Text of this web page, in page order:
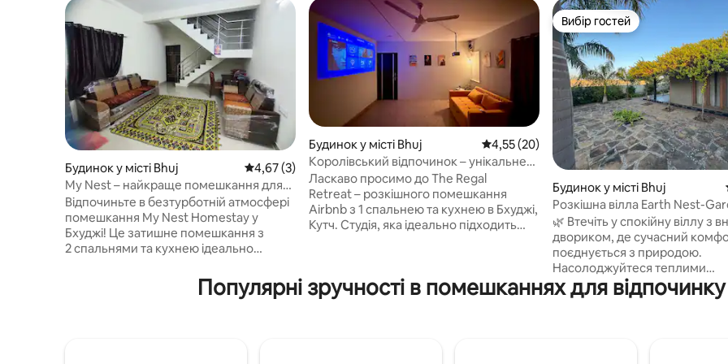
Будинок у місті Bhuj Середня оцінка: 4,67 з 5, відгуки: 3
4,67 (3)
My Nest – найкраще помешкання для
комфортного та спокійного
перебування
Відпочиньте в безтурботній атмосфері
помешкання My Nest Homestay у
Бхуджі! Це затишне помешкання з
2 спальнями та кухнею ідеально
- Спальні з кондиціонерами,
суміжними ванними кімнатами та
Будинок у місті Bhuj Середня оцінка: 4,55 з 5, відгуки: 20
4,55 (20)
Королівський відпочинок – унікальне
помешкання в Бхуджі
Ласкаво просимо до The Regal
Retreat – розкішного помешкання
Airbnb з 1 спальнею та кухнею в Бхуджі,
Кутч. Студія, яка ідеально підходить
затемнюючі штори та самостійне
прибуття за допомогою сейфу.
Вибір гостей
Вибір гостей
Будинок у місті Bhuj
Розкішна вілла Earth Nest-
Courtyard
🌿 Втечіть у спокійну віллу з
двориком, де сучасний
поєднується з природою.
Насолоджуйтеся теплими
дерев’яними інтер’єрами,
садом, покритою виноградом
невеликих груп, які шукають
Популярні зручності в помешканнях для